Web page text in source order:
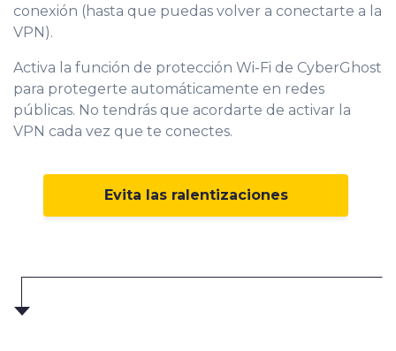
conexión (hasta que puedas volver a conectarte a la
VPN).
Activa la función de protección Wi-Fi de CyberGhost
para protegerte automáticamente en redes
públicas. No tendrás que acordarte de activar la
VPN cada vez que te conectes.
Evita las ralentizaciones